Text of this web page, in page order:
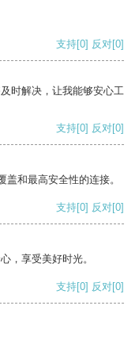
支持[0] 反对[0]
时解决，让我能够安心工
支持[0] 反对[0]
和最高安全性的连接。
支持[0] 反对[0]
，享受美好时光。
支持[0] 反对[0]